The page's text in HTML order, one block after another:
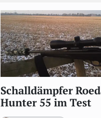
Schalldämpfer
Hunter 55 im Test